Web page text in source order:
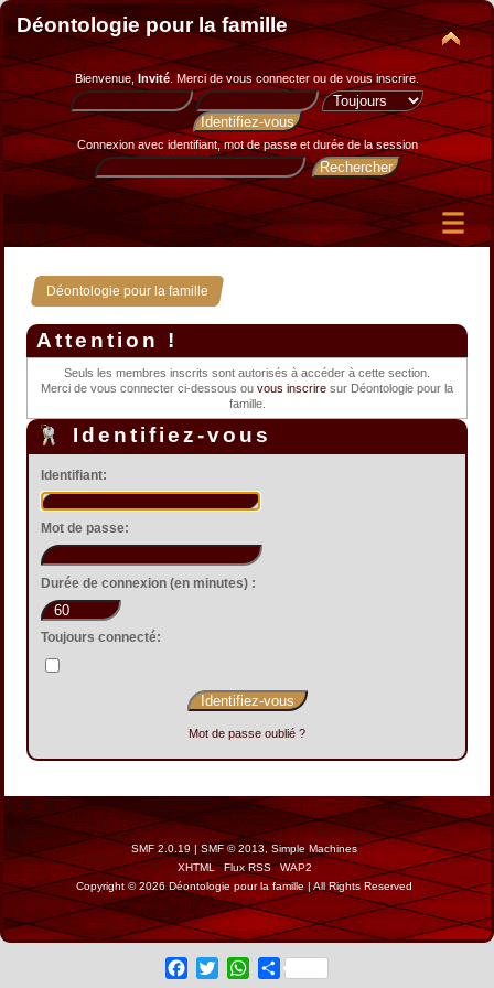
Déontologie pour la famille
Bienvenue, Invité. Merci devous connecter ou de vous inscrire.
Connexion avec identifiant, mot de passe et durée de la session
Déontologie pour la famille
Attention !
Seuls les membres inscrits sont autorisés à accéder à cette section.
Merci de vous connecter ci-dessous ou vous inscrire sur Déontologie pour la
famille.
Identifiez-vous
Identifiant:
Mot de passe:
Durée de connexion (en minutes) :
Toujours connecté:
Mot de passe oublié ?
SMF 2.0.19|SMF © 2013, Simple Machines
XHTML
Flux RSS
WAP2
Copyright © 2026 Déontologie pour la famille | All Rights Reserved
Facebook
Twitter WhatsApp
Share